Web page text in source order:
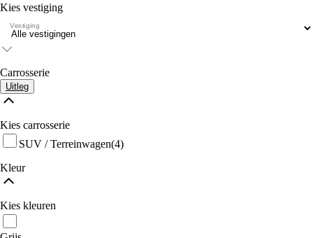
Kies vestiging
Vestiging
Carrosserie
Uitleg
Kies carrosserie
SUV / Terreinwagen(4)
Kleur
Kies kleuren